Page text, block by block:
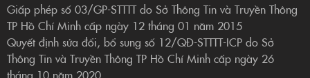
Giấp phép số 03/GP-STTTT do Sở Thông Tin và Truyền Thông
TP Hồ Chí Minh cấp ngày 12 tháng 01 năm 2015
Quyết định sửa đổi, bổ sung số 12/QĐ-STTTT-ICP do Sở
Thông Tin và Truyền Thông TP Hồ Chí Minh cấp ngày 26
tháng 10 năm 2020